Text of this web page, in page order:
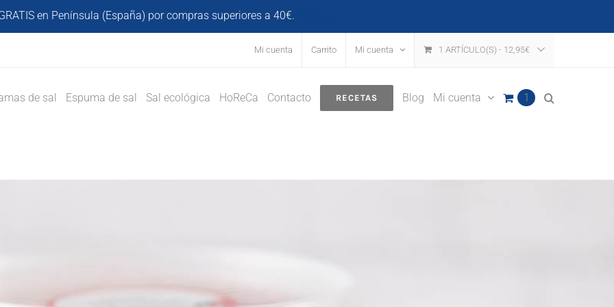
en Península (España) por compras superiores a 40€.
Mi cuenta Carrito Mi cuenta 1 ARTÍCULO(S) - 12,95€
de sal Espuma de sal Sal ecológica HoReCa Contacto RECETAS Blog Mi cuenta 1